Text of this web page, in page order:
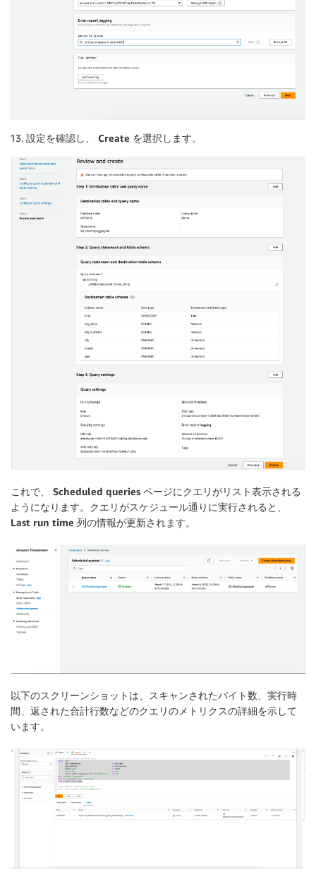
設定を確認し、 Create を選択します。
これで、 Scheduled queries ページにクエリがリスト表示される
ようになります。クエリがスケジュール通りに実行されると、
Last run time 列の情報が更新されます。
以下のスクリーンショットは、スキャンされたバイト数、実行時
間、返された合計行数などのクエリのメトリクスの詳細を示して
います。